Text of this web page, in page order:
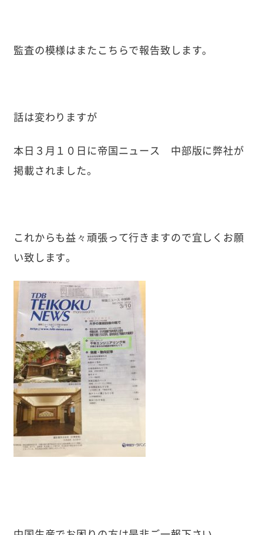
監査の模様はまたこちらで報告致します。
話は変わりますが
本日３月１０日に帝国ニュース 中部版に弊社が
掲載されました。
これからも益々頑張って行きますので宜しくお願
い致します。